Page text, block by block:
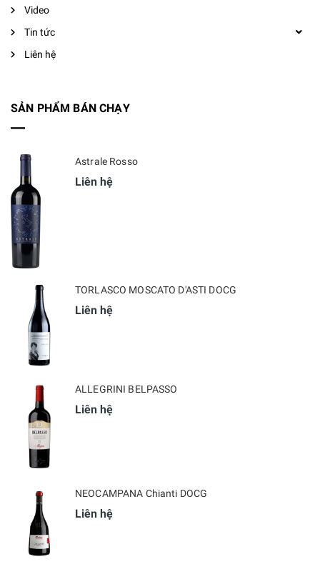
Video
Tin tức
Liên hệ
SẢN PHẨM BÁN CHẠY
Astrale Rosso
Liên hệ
TORLASCO MOSCATO D'ASTI DOCG
Liên hệ
ALLEGRINI BELPASSO
Liên hệ
NEOCAMPANA Chianti DOCG
Liên hệ